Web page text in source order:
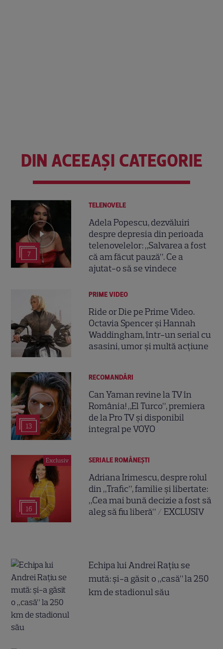
DIN ACEEAȘI CATEGORIE
7
TELENOVELE
Adela Popescu, dezvăluiri
despre depresia din perioada
telenovelelor: „Salvarea a fost
că am făcut pauză”. Ce a
ajutat-o să se vindece
PRIME VIDEO
Ride or Die pe Prime Video.
Octavia Spencer și Hannah
Waddingham, într-un serial cu
asasini, umor și multă acțiune
13
RECOMANDĂRI
Can Yaman revine la TV în
România! „El Turco”, premiera
de la Pro TV și disponibil
integral pe VOYO
Exclusiv
16
SERIALE ROMÂNEŞTI
Adriana Irimescu, despre rolul
din „Trafic”, familie și libertate:
„Cea mai bună decizie a fost să
aleg să fiu liberă” / EXCLUSIV
Echipa lui Andrei Rațiu se
mută: și-a găsit o „casă” la 250
km de stadionul său